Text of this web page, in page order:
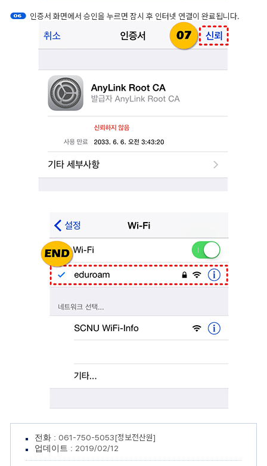
인증서 화면에서 승인을 누르면 잠시 후 인터넷 연결이 완료됩니다.
전화 : 061-750-5053[정보전산원]
업데이트 : 2019/02/12